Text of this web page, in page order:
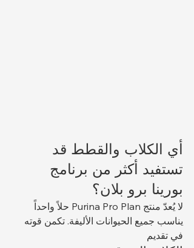
أي الكلاب والقطط قد
تستفيد أكثر من برنامج
بورينا برو بلان؟
لا يُعدّ منتج Purina Pro Plan حلاً واحداً
يناسب جميع الحيوانات الأليفة. تكمن قوته
في تقديم